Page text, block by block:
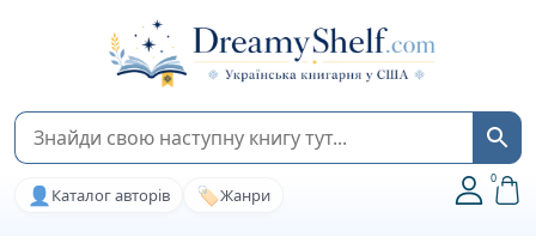
👤 Каталог авторів 🏷️Жанри
0